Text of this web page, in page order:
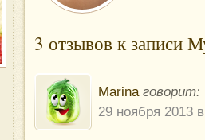
3 отзывов к записи
Marina говорит:
29 ноября 2013